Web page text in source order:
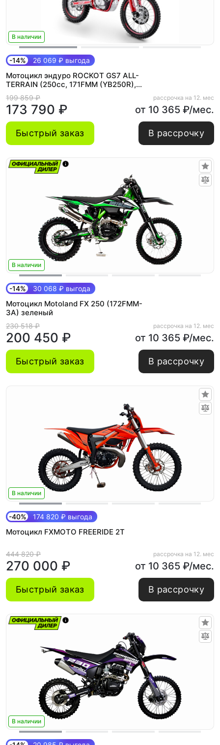
В наличии
-14% 26 069 ₽ выгода
Мотоцикл эндуро ROCKOT GS7 ALL-
TERRAIN (250cc, 171FMM (YB250R),
21/18, ЭПТС)
199 859 ₽
173 790 ₽
рассрочка на 12. мес
от 10 365 ₽/мес.
Быстрый заказ В рассрочку
В наличии
-14% 30 068 ₽ выгода
Мотоцикл Motoland FX 250 (172FMM-
3A) зеленый
230 518 ₽
200 450 ₽
рассрочка на 12. мес
от 10 365 ₽/мес.
Быстрый заказ В рассрочку
В наличии
-40% 174 820 ₽ выгода
Мотоцикл FXMOTO FREERIDE 2T
444 820 ₽
270 000 ₽
рассрочка на 12. мес
от 10 365 ₽/мес.
Быстрый заказ В рассрочку
В наличии